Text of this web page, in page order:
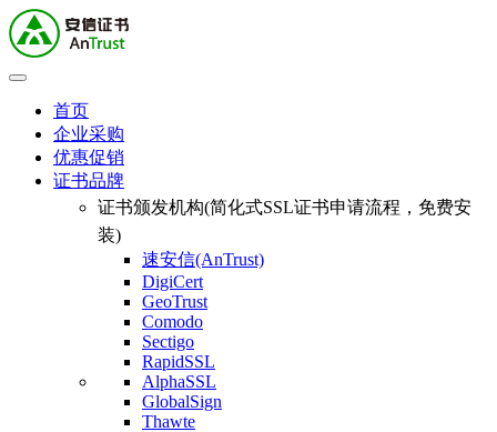
首页
企业采购
优惠促销
证书品牌
证书颁发机构(简化式SSL证书申请流程，免费安
装)
速安信(AnTrust)
DigiCert
GeoTrust
Comodo
Sectigo
RapidSSL
AlphaSSL
GlobalSign
Thawte